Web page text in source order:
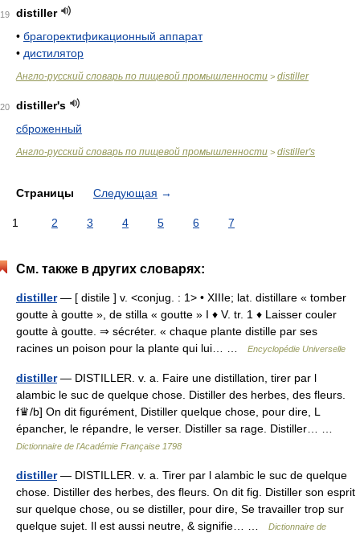
19
distiller
• брагоректификационный аппарат
• дистилятор
Англо-русский словарь по пищевой промышленности > distiller
20
distiller's
сброженный
Англо-русский словарь по пищевой промышленности > distiller's
Страницы Следующая →
1 2 3 4 5 6 7
См. также в других словарях:
distiller— [ distile ] v. <conjug. : 1> • XIIIe; lat. distillare « tomber
goutte à goutte », de stilla « goutte » I ♦ V. tr. 1 ♦ Laisser couler
goutte à goutte. ⇒ sécréter. « chaque plante distille par ses
racines un poison pour la plante qui lui… …
Encyclopédie Universelle
distiller— DISTILLER. v. a. Faire une distillation, tirer par l
alambic le suc de quelque chose. Distiller des herbes, des fleurs.
f♛/b] On dit figurément, Distiller quelque chose, pour dire, L
épancher, le répandre, le verser. Distiller sa rage. Distiller… …
Dictionnaire de l'Académie Française 1798
distiller— DISTILLER. v. a. Tirer par l alambic le suc de quelque
chose. Distiller des herbes, des fleurs. On dit fig. Distiller son esprit
sur quelque chose, ou se distiller, pour dire, Se travailler trop sur
quelque sujet. Il est aussi neutre, & signifie… …
Dictionnaire de